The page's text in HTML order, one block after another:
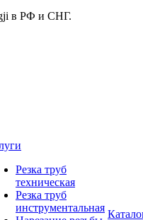
в РФ и СНГ.
Резка труб
техническая
Резка труб
инструментальная